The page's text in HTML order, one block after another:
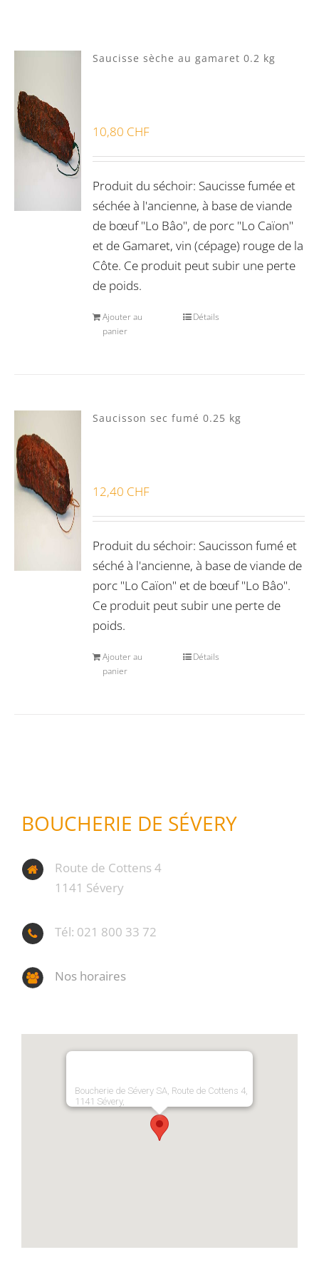
Préparations viandes
Produits d'exception(0)
Produits fumoir(1)
Produits séchoir
(2)
Spécialité vaudoises(0)
Saucisse sèche au gamaret 0.2 kg
10,80 CHF
Produit du séchoir: Saucisse fumée et
séchée à l'ancienne, à base de viande
de bœuf "Lo Bâo", de porc "Lo Caïon"
et de Gamaret, vin (cépage) rouge de la
Côte. Ce produit peut subir une perte
de poids.
Ajouter au
panier
Détails
Saucisson sec fumé 0.25 kg
12,40 CHF
Produit du séchoir: Saucisson fumé et
séché à l'ancienne, à base de viande de
porc "Lo Caïon" et de bœuf "Lo Bâo".
Ce produit peut subir une perte de
poids.
Ajouter au
panier
Détails
BOUCHERIE DE SÉVERY
Route de Cottens 4
1141 Sévery
Tél: 021 800 33 72
Nos horaires
Boucherie de Sévery SA, Route de Cottens 4,
1141 Sévery,